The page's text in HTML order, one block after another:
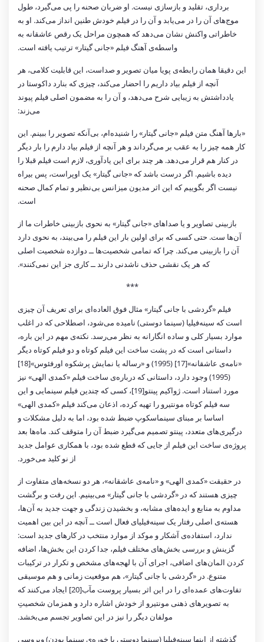
برداری، تقلید و بازسازی نیست. او ضربان صحنه را پی می‌گیرد، طول
موج‌های آن را در می‌یابد و آن را در فیلم خودش طنین انداز می‌کند. او به
خاطراتی واکنش نشان می‌دهد که همچون مراحل یک رقص عاشقانه به
واسطه‌ی آهنگ فیلم «جانی گیتار» ترتیب یافته است.
این دقیقا همان رابطه‌ی پویا میان تصویر و صداست، این قابلیت کلامی، هر
آنچه از فیلم بیاد داریم را احضار می‌کند، چیزی که بنارد داکوستا در
یادداشتش به زیبایی شرح می‌دهد، و آن را به مضمون اصلی فیلم پیوند
می‌زند:
«بارها آهنگ متن فیلم «جانی گیتار» را شنیده‌ام، بی‌آنکه تصویر را ببینم. این
کار همه چیز را به عقب بر می‌گرداند و هر آنچه از فیلم بیاد دارم را بار دیگر
در کنار هم قرار می‌دهد. هر چند برای این یادآوری، لازم است فیلم قبلا را
دیده باشیم. اگر درست باشد که «جانی گیتار» یک اوپراست، پس بیراه
نیست اگر بگوییم که این اثر مدیون میزانس بی‌نظیر و تمام کمال صحنه
است.
بازبینی تصاویر و یا صداهای «جانی گیتار» به نحوی بازبینی خاطرات ما از
آن‌ها ست. حتی کسی که برای اولین بار این فیلم را می‌بیند، به نحوی دارد
آن را بازبینی می‌کند. چرا که تمامی شخصیت‌ها ــ دوازده شخصیت اصلی
که هر یک نقشی حذف ناشدنی دارند ــ کاری جز این نمی‌کنند».
***
فیلم «گردشی با جانی گیتار» مثال فوق العاده‌ای برای تعریف آن چیزی
است که سینه‌فیلیا (سینما دوستی) نامیده می‌شود، اصطلاحی که در اغلب
موارد بسیار کلی و ساده انگارانه به نظر می‌رسد. نکته‌ی مهم در این باره،
داستانی است که در پشت ساخت این فیلم کوتاه و دو فیلم کوتاه دیگر
«نامه‌ی عاشقانه»[17] (1995) و «رساله یا نمایش پرشکوه اورفئوس»[18]
(1995) وجود دارد، داستانی که درباره‌ی ساخت فیلم «کمدی الهی» نیز
مورد استناد است. ژواکیم پینتو[19]، کسی که چندین فیلم سینمایی و این
سه فیلم کوتاه مونتیرو را تهیه کرده، اذعان می‌کند فیلم «کمدی الهی»
اساسا بر مبنای سینماسکوپ ضبط شده بود، اما به دلیل مشکلات و
درگیری‌های متعدد، پینتو تصمیم می‌گیرد ضبط آن را متوقف کند. ماه‌ها بعد
پروژه‌ی ساخت این فیلم از جایی که قطع شده بود، با همکاری عوامل جدید
از نو کلید می‌خورد.
در حقیقت «کمدی الهی» و «نامه‌ی عاشقانه»، هر دو نسخه‌های متفاوت از
چیزی هستند که در «گردشی با جانی گیتار» می‌بینیم. این رفت و برگشت
مداوم به منابع و ایده‌های مشابه، و بخشیدن زندگی و جهت جدید به آن‌ها،
هسته‌ی اصلی رفتار یک سینه‌فیلیای فعال است ــ آنچه در این بین اهمیت
ندارد، استفاده‌ی آشکار و موکد از موارد منتخب در کارهای جدید است:
گزینش و بررسی بخش‌های مختلف فیلم، جدا کردن این بخش‌ها، اضافه
کردن المان‌های اضافی، اجرای آن با لهجه‌های مشخص و تکرار در ترکیبات
متنوع. در «گردشی با جانی گیتار»، هم موقعیت زمانی و هم موسیقی
تفاوت‌های عمده‌ای را در این اثر بسیار پروست مآب[20] ایجاد می‌کنند که
به تصویرهای ذهنی مونتیرو از خودش اشاره دارد و همزمان شخصیتِ
مولفان دیگر را نیز در این تصاویر تجسم می‌بخشد.
گذشته از اینها سینه‌فیلیا (سینما دوستی یا خوره‌ی سینما بودن) ویروسی